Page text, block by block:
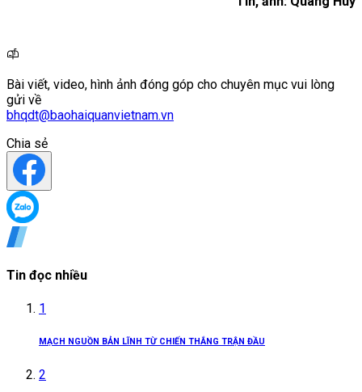
Bài viết, video, hình ảnh đóng góp cho chuyên mục vui lòng
gửi về
bhqdt@baohaiquanvietnam.vn
Chia sẻ
Tin đọc nhiều
1
MẠCH NGUỒN BẢN LĨNH TỪ CHIẾN THẮNG TRẬN ĐẦU
2